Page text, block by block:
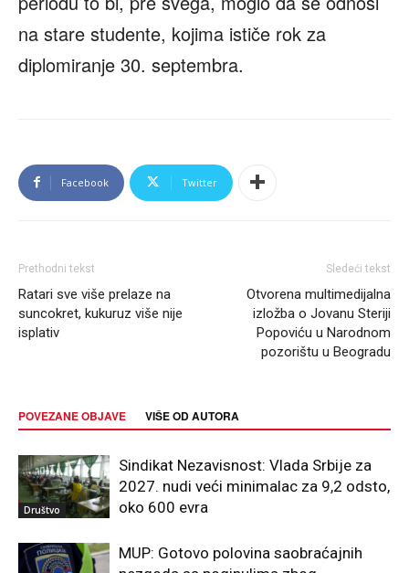
na stare studente, kojima ističe rok za
diplomiranje 30. septembra.
Facebook Twitter
Prethodni tekst
Ratari sve više prelaze na
suncokret, kukuruz više nije
isplativ
Sledeći tekst
Otvorena multimedijalna
izložba o Jovanu Steriji
Popoviću u Narodnom
pozorištu u Beogradu
POVEZANE OBJAVE VIŠE OD AUTORA
Društvo
Sindikat Nezavisnost: Vlada Srbije za
2027. nudi veći minimalac za 9,2 odsto,
oko 600 evra
MUP: Gotovo polovina saobraćajnih